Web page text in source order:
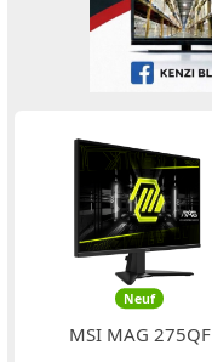
Neuf
MSI MAG 275QF